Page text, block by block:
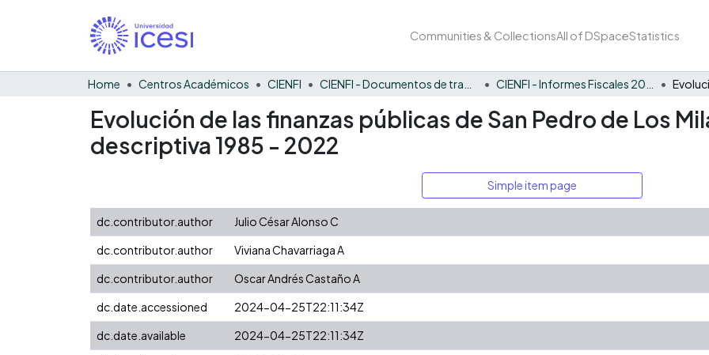
Communities & CollectionsAll of DSpaceStatistics
Home Centros Académicos CIENFI
Evolución de las finanzas públicas de San Pedro de Los
descriptiva 1985 - 2022
Simple item page
dc.contributor.author
Julio César Alonso C
dc.contributor.author
Viviana Chavarriaga A
dc.contributor.author
Oscar Andrés Castaño A
dc.date.accessioned
2024-04-25T22:11:34Z
dc.date.available
2024-04-25T22:11:34Z